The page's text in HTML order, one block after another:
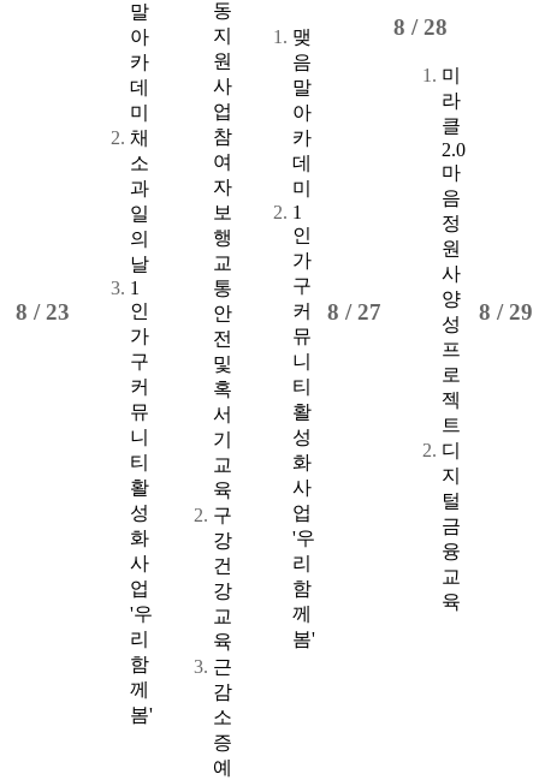
8 /23
말
아
카
데
미
채
소
과
일
의
날
1
인
가
구
커
뮤
니
티
활
성
화
사
업
'우
리
함
께
봄'
동
지
원
사
업
참
여
자
보
행
교
통
안
전
및
혹
서
기
교
육
구
강
건
강
교
육
근
감
소
증
예
맺
음
말
아
카
데
미
1
인
가
구
커
뮤
니
티
활
성
화
사
업
'우
리
함
께
봄'
8 /27
8 /28
미
라
클
2.0
마
음
정
원
사
양
성
프
로
젝
트
디
지
털
금
융
교
육
8 /29